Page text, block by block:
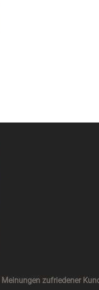
Meinungen zufriedener